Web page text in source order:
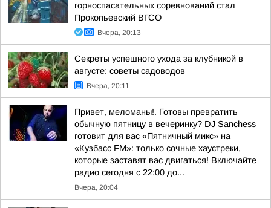
горноспасательных соревнований стал
Прокопьевский ВГСО
Вчера, 20:13
Секреты успешного ухода за клубникой в
августе: советы садоводов
Вчера, 20:11
Привет, меломаны!. Готовы превратить
обычную пятницу в вечеринку? DJ Sanchess
готовит для вас «Пятничный микс» на
«Кузбасс FM»: только сочные хаустреки,
которые заставят вас двигаться! Включайте
радио сегодня с 22:00 до...
Вчера, 20:04